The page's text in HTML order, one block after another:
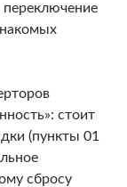
переключение
стоит
(пункты 01
сбросу